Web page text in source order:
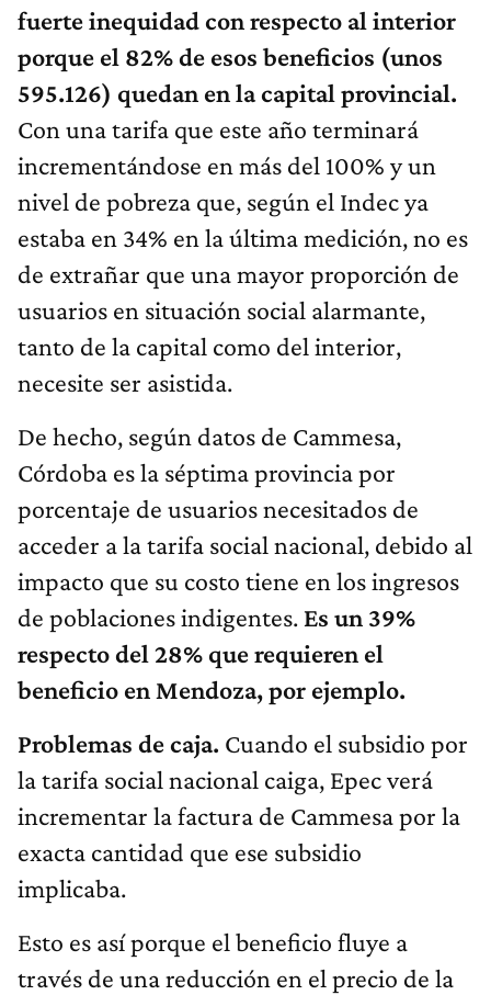
fuerte inequidad con respecto al interior
porque el 82% de esos beneficios (unos
595.126) quedan en la capital provincial.
Con una tarifa que este año terminará
incrementándose en más del 100% y un
nivel de pobreza que, según el Indec ya
estaba en 34% en la última medición, no es
de extrañar que una mayor proporción de
usuarios en situación social alarmante,
tanto de la capital como del interior,
necesite ser asistida.
De hecho, según datos de Cammesa,
Córdoba es la séptima provincia por
porcentaje de usuarios necesitados de
acceder a la tarifa social nacional, debido al
impacto que su costo tiene en los ingresos
de poblaciones indigentes. Es un 39%
respecto del 28% que requieren el
beneficio en Mendoza, por ejemplo.
Problemas de caja. Cuando el subsidio por
la tarifa social nacional caiga, Epec verá
incrementar la factura de Cammesa por la
exacta cantidad que ese subsidio
implicaba.
Esto es así porque el beneficio fluye a
través de una reducción en el precio de la